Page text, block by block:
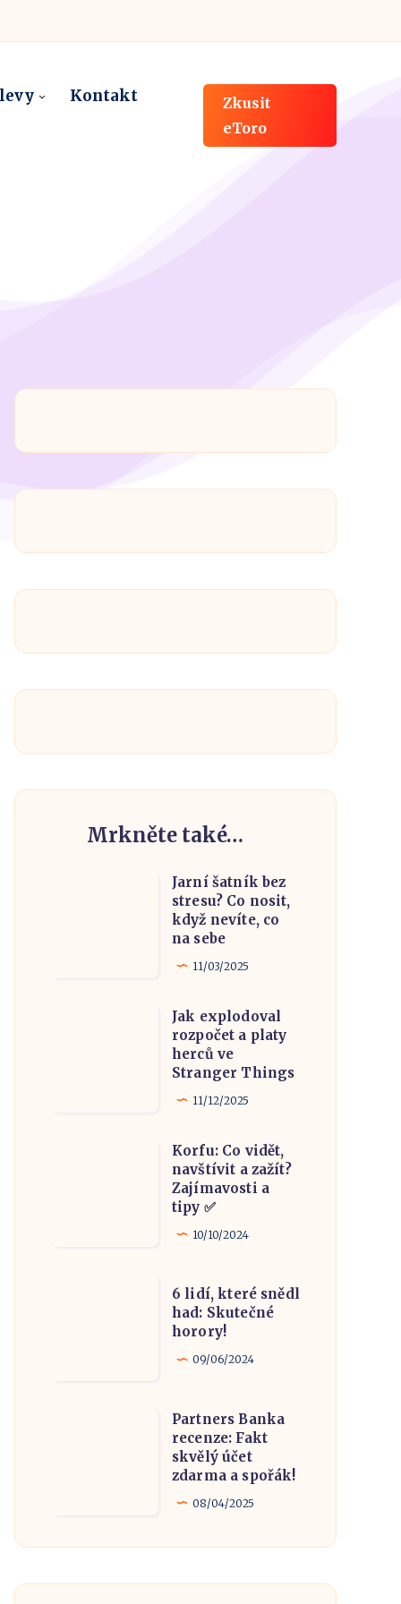
Kontakt
Zkusit
eToro
Mrkněte také…
Jarní šatník bez
stresu? Co nosit,
když nevíte, co
na sebe
11/03/2025
Jak explodoval
rozpočet a platy
herců ve
Stranger Things
11/12/2025
Korfu: Co vidět,
navštívit a zažít?
Zajímavosti a
tipy ✅
10/10/2024
6 lidí, které snědl
had: Skutečné
horory!
09/06/2024
účet
Partners Banka
recenze: Fakt
skvělý účet
zdarma a spořák!
08/04/2025